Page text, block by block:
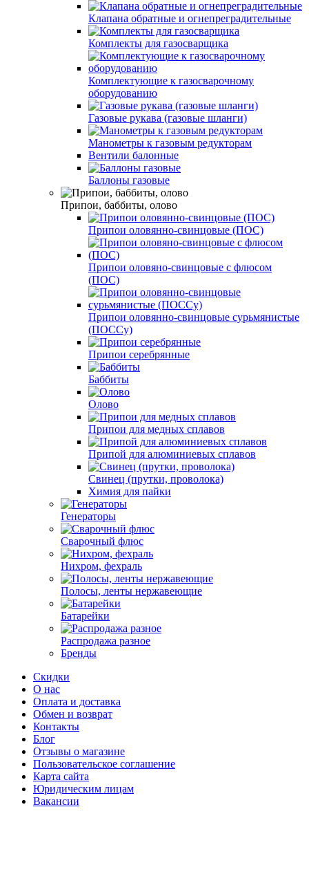
Клапана обратные и огнепреградительные
Комплекты для газосварщика
Комплектующие к газосварочному
оборудованию
Газовые рукава (газовые шланги)
Манометры к газовым редукторам
Вентили балонные
Баллоны газовые
Припои, баббиты, олово
Припои оловянно-свинцовые (ПОС)
Припои оловяно-свинцовые c флюсом
(ПОС)
Припои оловянно-свинцовые сурьмянистые
(ПОССу)
Припои серебрянные
Баббиты
Олово
Припои для медных сплавов
Припой для алюминиевых сплавов
Свинец (прутки, проволока)
Химия для пайки
Генераторы
Сварочный флюс
Нихром, фехраль
Полосы, ленты нержавеющие
Батарейки
Распродажа разное
Бренды
Скидки
О нас
Оплата и доставка
Обмен и возврат
Контакты
Блог
Отзывы о магазине
Пользовательское соглашение
Карта сайта
Юридическим лицам
Вакансии